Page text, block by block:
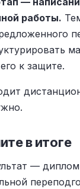
работы.
к защите.
в итоге
—